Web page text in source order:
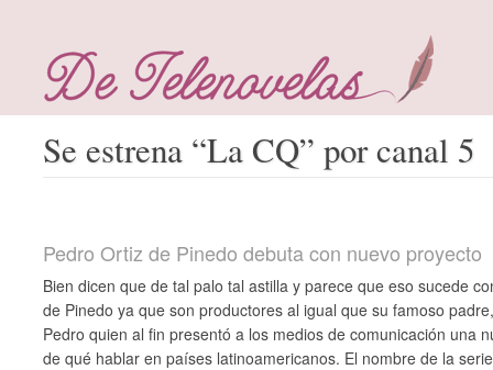
Se estrena “La CQ” por canal 5
Pedro Ortiz de Pinedo debuta con nuevo proyecto
Bien dicen que de tal palo tal astilla y parece que eso sucede
de Pinedo ya que son productores al igual que su famoso
Pedro quien al fin presentó a los medios de comunicación una
de qué hablar en países latinoamericanos. El nombre de la